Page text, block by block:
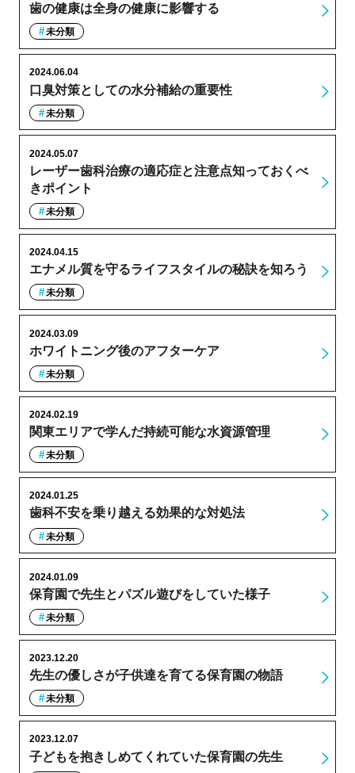
歯の健康は全身の健康に影響する
未分類
口臭対策としての水分補給の重要性
2024.06.04
未分類
レーザー歯科治療の適応症と注意点知っておくべ
きポイント
2024.05.07
未分類
エナメル質を守るライフスタイルの秘訣を知ろう
2024.04.15
未分類
ホワイトニング後のアフターケア
2024.03.09
未分類
関東エリアで学んだ持続可能な水資源管理
2024.02.19
未分類
歯科不安を乗り越える効果的な対処法
2024.01.25
未分類
保育園で先生とパズル遊びをしていた様子
2024.01.09
未分類
先生の優しさが子供達を育てる保育園の物語
2023.12.20
未分類
子どもを抱きしめてくれていた保育園の先生
2023.12.07